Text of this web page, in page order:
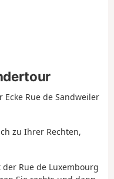
Ecke Rue de Sandweiler
zu Ihrer Rechten,
Rue de Luxembourg